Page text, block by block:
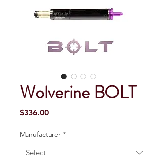
Wolverine BOLT
$336.00Price
Manufacturer *